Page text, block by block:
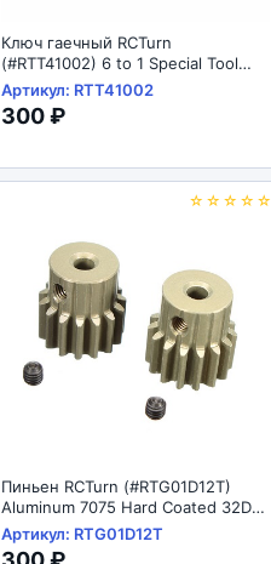
Ключ гаечный RCTurn
(#RTT41002) 6 to 1 Special Tool
Wrench 3/4/5/5,5/7/8 mm
Артикул: RTT41002
300 ₽
☆☆☆☆☆
Пиньен RCTurn (#RTG01D12T)
Aluminum 7075 Hard Coated 32DP
Motor Pinions Gear - Ti Gold
Артикул: RTG01D12T